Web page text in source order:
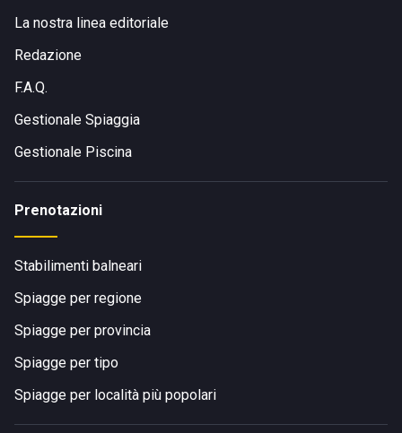
La nostra linea editoriale
Redazione
F.A.Q.
Gestionale Spiaggia
Gestionale Piscina
Prenotazioni
Stabilimenti balneari
Spiagge per regione
Spiagge per provincia
Spiagge per tipo
Spiagge per località più popolari